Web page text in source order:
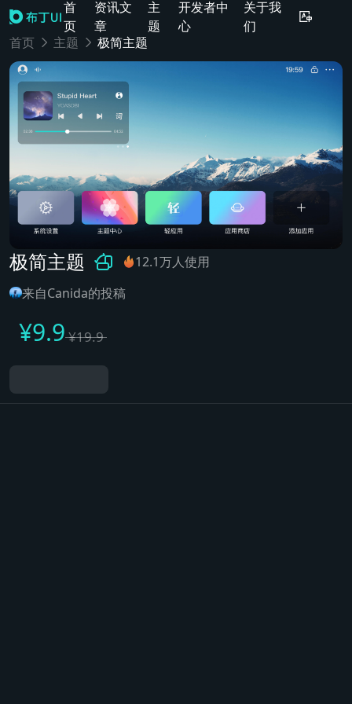
首
页
资讯文
章
主
题
开发者中
心
关于我
们
首页
主题 极简主题
极简主题
12.1万人使用
来自Canida的投稿
¥9.9¥19.9